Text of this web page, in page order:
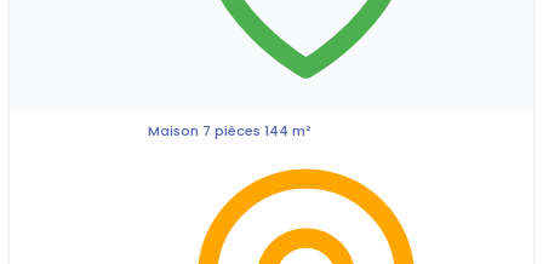
Maison 7 pièces 144 m²